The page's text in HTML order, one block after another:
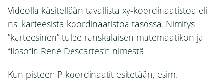
Videolla käsitellään tavallista xy-koordinaatistoa eli
ns. karteesista koordinaatistoa tasossa. Nimitys
”karteesinen” tulee ranskalaisen matemaatikon ja
filosofin René Descartes’n nimestä.
Kun pisteen P koordinaatit esitetään, esim.